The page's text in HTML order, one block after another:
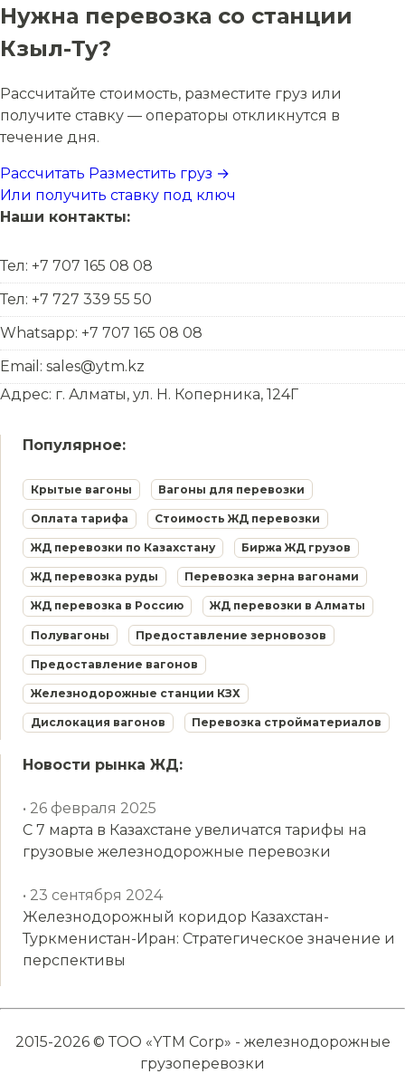
Нужна перевозка со станции
Кзыл-Ту?
Рассчитайте стоимость, разместите груз или
получите ставку — операторы откликнутся в
течение дня.
Рассчитать Разместить груз →
Или получить ставку под ключ
Наши контакты:
Тел: +7 707 165 08 08
Тел: +7 727 339 55 50
Whatsapp: +7 707 165 08 08
Email: sales@ytm.kz
Адрес: г. Алматы, ул. Н. Коперника, 124Г
Популярное:
Крытые вагоны Вагоны для перевозки
Оплата тарифа Стоимость ЖД перевозки
ЖД перевозки по Казахстану Биржа ЖД грузов
ЖД перевозка руды Перевозка зерна вагонами
ЖД перевозка в Россию ЖД перевозки в Алматы
Полувагоны Предоставление зерновозов
Предоставление вагонов
Железнодорожные станции КЗХ
Дислокация вагонов Перевозка стройматериалов
Новости рынка ЖД:
• 26 февраля 2025
С 7 марта в Казахстане увеличатся тарифы на
грузовые железнодорожные перевозки
• 23 сентября 2024
Железнодорожный коридор Казахстан-
Туркменистан-Иран: Стратегическое значение и
перспективы
2015-2026 © ТОО «YTM Corp» - железнодорожные
грузоперевозки